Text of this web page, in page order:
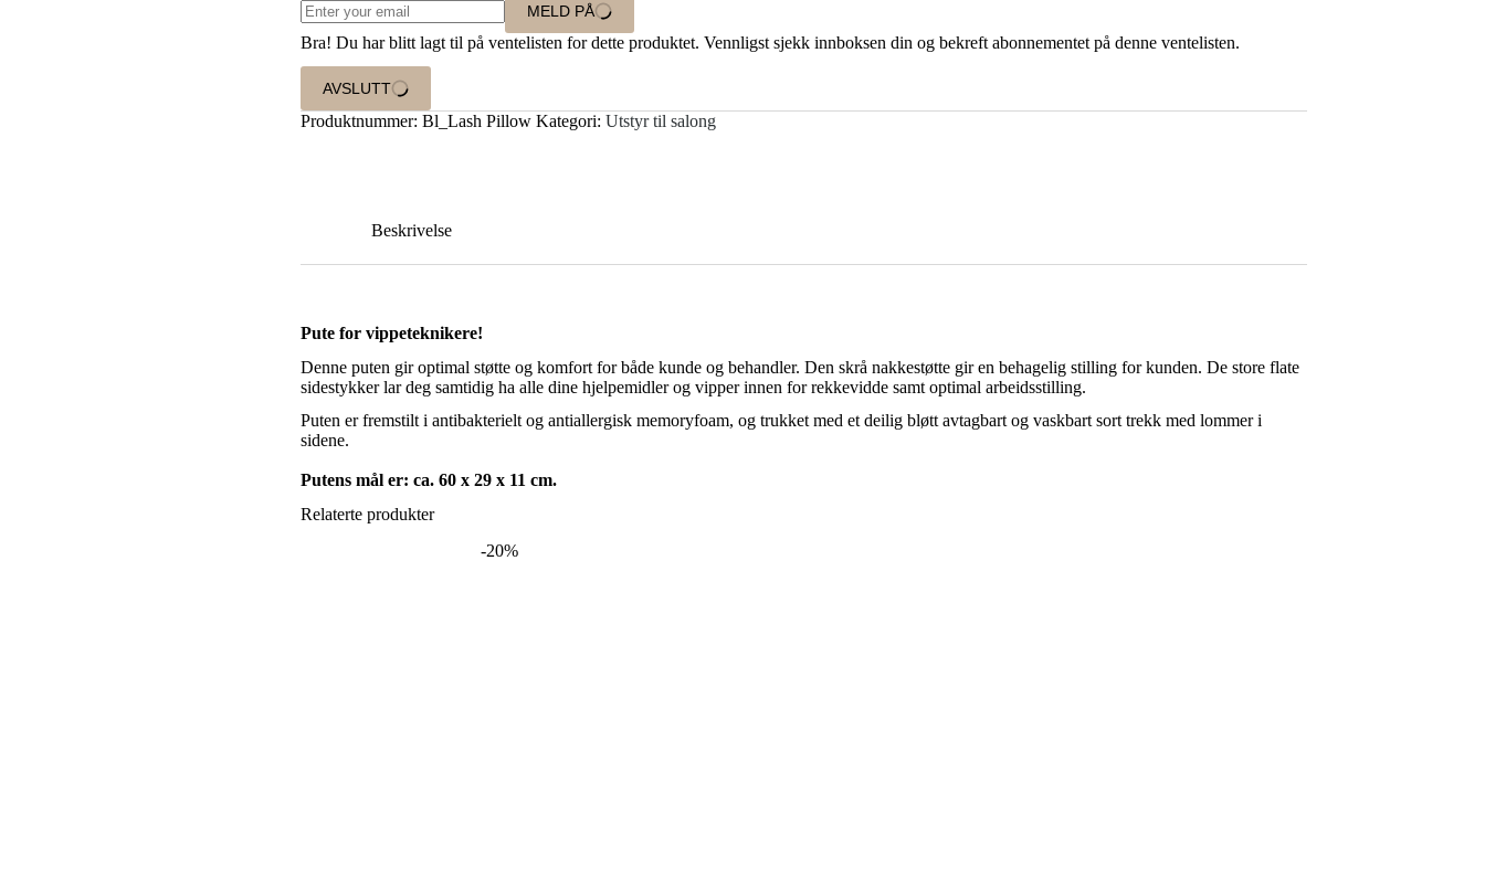
MELD PÅ
Bra! Du har blitt lagt til på ventelisten for dette produktet. Vennligst sjekk innboksen din og bekreft abonnementet på denne ventelisten.
AVSLUTT
Produktnummer: Bl_Lash Pillow Kategori: Utstyr til salong
Beskrivelse
Pute for vippeteknikere!
Denne puten gir optimal støtte og komfort for både kunde og behandler. Den skrå nakkestøtte gir en behagelig stilling for kunden. De store flate
sidestykker lar deg samtidig ha alle dine hjelpemidler og vipper innen for rekkevidde samt optimal arbeidsstilling.
Puten er fremstilt i antibakterielt og antiallergisk memoryfoam, og trukket med et deilig bløtt avtagbart og vaskbart sort trekk med lommer i
sidene.
Putens mål er: ca. 60 x 29 x 11 cm.
Relaterte produkter
-20%